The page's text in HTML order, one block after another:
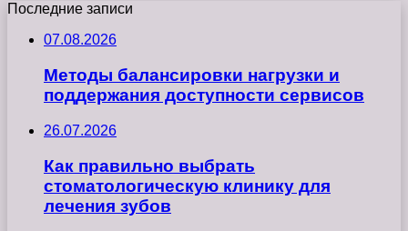
Последние записи
07.08.2026
Методы балансировки нагрузки и
поддержания доступности сервисов
26.07.2026
Как правильно выбрать
стоматологическую клинику для
лечения зубов